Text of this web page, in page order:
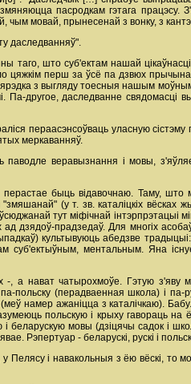
пасродкам гэтага працэсу.
чым мовай, прынесенай з вонку, з
даследванняў".
што суб'ектам нашай цікаўнасці
цяжкім перш за ўсё па дзвюх
з выгляду тоесныя нашым моўным
другое, даследванне свядомасці
пераасэнсоўваць уласную сістэму
меркаванняў.
веравызнання і мовы,
быць відавочнаю. Таму, што
(у т. зв. каталіцкіх вёсках
тут міфічнай інтэрпрэтацыі
дзядоў-прадзедаў. Для многіх
культывуюць абедзве
суб'ектыўным, ментальным. Яна
а нават чатырохмоўе. Гэтую з'яву
польску (перадваенная школа) і
намер ажаніцца з каталічкаю).
польскую і крыху гавораць
мовы (дзіцячы садок і
Рэпертуар - беларускі, рускі і
Пелясу і навакольныя з ёю вёскі, то